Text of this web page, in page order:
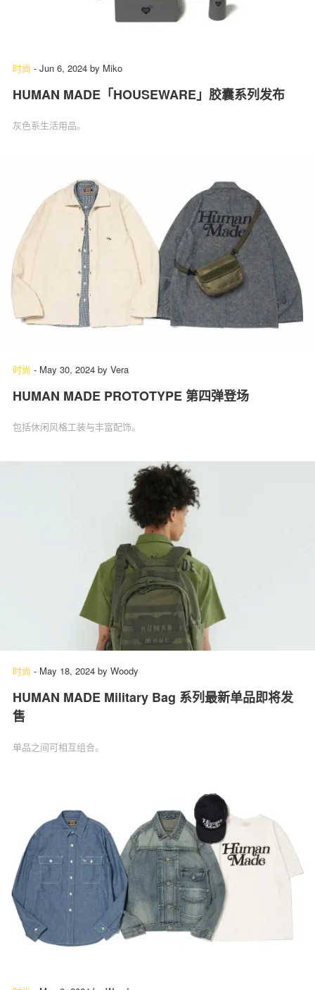
时尚 - Jun 6, 2024 by Miko
HUMAN MADE「HOUSEWARE」胶囊系列发布
灰色系生活用品。
时尚 - May 30, 2024 by Vera
HUMAN MADE PROTOTYPE 第四弹登场
包括休闲风格工装与丰富配饰。
时尚 - May 18, 2024 by Woody
HUMAN MADE Military Bag 系列最新单品即将发
售
单品之间可相互组合。